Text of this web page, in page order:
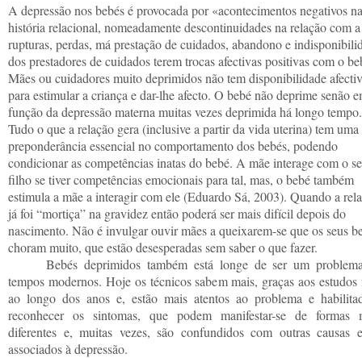
A depressão nos bebés é provocada por «acontecimentos negativos
história relacional, nomeadamente descontinuidades na relação com
rupturas, perdas, má prestação de cuidados, abandono e
dos prestadores de cuidados terem trocas afectivas positivas com o
Mães ou cuidadores muito deprimidos não tem disponibilidade
para estimular a criança e dar-lhe afecto. O bebé não deprime senão
função da depressão materna muitas vezes deprimida há longo tempo.
Tudo o que a relação gera (inclusive a partir da vida uterina) tem uma
preponderância essencial no comportamento dos bebés, podendo
condicionar as competências inatas do bebé. A mãe interage com o
filho se tiver competências emocionais para tal, mas, o bebé também
estimula a mãe a interagir com ele (Eduardo Sá, 2003). Quando a
já foi “mortiça” na gravidez então poderá ser mais difícil depois do
nascimento. Não é invulgar ouvir mães a queixarem-se que os seus
choram muito, que estão desesperadas sem saber o que fazer.
Bebés deprimidos também está longe de ser um
tempos modernos. Hoje os técnicos sabem mais, graças aos estudos
ao longo dos anos e, estão mais atentos ao problema e
reconhecer os sintomas, que podem manifestar-se de formas
diferentes e, muitas vezes, são confundidos com outras causas
associados à depressão.